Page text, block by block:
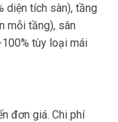
diện tích sàn), tầng
mỗi tầng), sân
tùy loại mái
đơn giá. Chi phí